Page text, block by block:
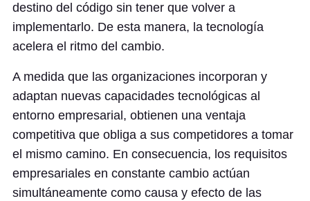
destino del código sin tener que volver a
implementarlo. De esta manera, la tecnología
acelera el ritmo del cambio.
A medida que las organizaciones incorporan y
adaptan nuevas capacidades tecnológicas al
entorno empresarial, obtienen una ventaja
competitiva que obliga a sus competidores a tomar
el mismo camino. En consecuencia, los requisitos
empresariales en constante cambio actúan
simultáneamente como causa y efecto de las